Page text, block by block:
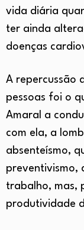
vida diária
ter ainda
doenças
A repercussão
pessoas foi o
Amaral a
com ela, a
absenteísmo,
preventivismo,
trabalho, mas,
produtividade